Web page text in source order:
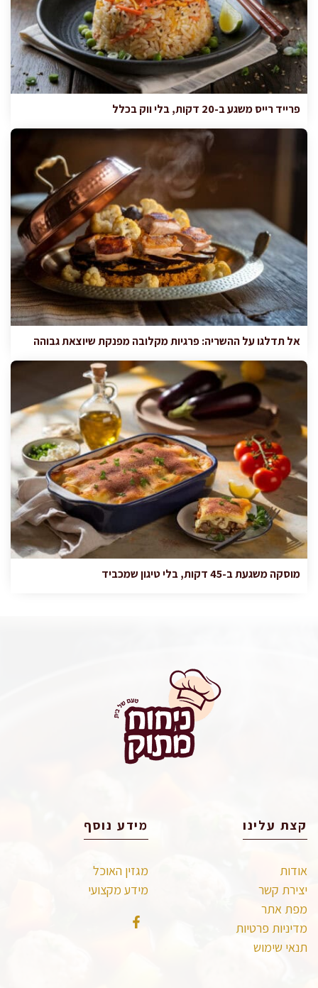
פרייד רייס משגע ב-20 דקות, בלי ווק בכלל
אל תדלגו על ההשריה: פרגיות מקלובה מפנקת שיוצאת גבוהה
מוסקה משגעת ב-45 דקות, בלי טיגון שמכביד
קצת עלינו
אודות
יצירת קשר
מפת אתר
מדיניות פרטיות
תנאי שימוש
מידע נוסף
מגזין האוכל
מידע מקצועי